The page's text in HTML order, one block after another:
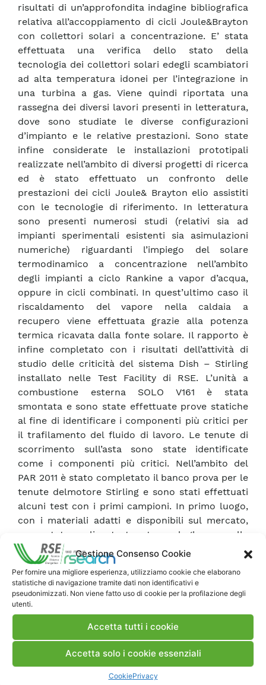
Gestione Consenso Cookie
Per fornire una migliore esperienza, utilizziamo cookie che elaborano
statistiche di navigazione tramite dati non identificativi e
pseudonimizzati. Non viene fatto uso di cookie per la profilazione degli
utenti.
Accetta tutti i cookie
Accetta solo i cookie essenziali
CookiePrivacy
risultati di un’approfondita indagine bibliografica
relativa all’accoppiamento di cicli Joule&Brayton
con collettori solari a concentrazione. E’ stata
effettuata una verifica dello stato della
tecnologia dei collettori solari edegli scambiatori
ad alta temperatura idonei per l’integrazione in
una turbina a gas. Viene quindi riportata una
rassegna dei diversi lavori presenti in letteratura,
dove sono studiate le diverse configurazioni
d’impianto e le relative prestazioni. Sono state
infine considerate le installazioni prototipali
realizzate nell’ambito di diversi progetti di ricerca
ed è stato effettuato un confronto delle
prestazioni dei cicli Joule& Brayton elio assistiti
con le tecnologie di riferimento. In letteratura
sono presenti numerosi studi (relativi sia ad
impianti sperimentali esistenti sia asimulazioni
numeriche) riguardanti l’impiego del solare
termodinamico a concentrazione nell’ambito
degli impianti a ciclo Rankine a vapor d’acqua,
oppure in cicli combinati. In quest’ultimo caso il
riscaldamento del vapore nella caldaia a
recupero viene effettuata grazie alla potenza
termica ricavata dalla fonte solare. Il rapporto è
infine completato con i risultati dell’attività di
studio delle criticità del sistema Dish – Stirling
installato nelle Test Facility di RSE. L’unità a
combustione esterna SOLO V161 è stata
smontata e sono state effettuate prove statiche
al fine di identificare i componenti più critici per
il trafilamento del fluido di lavoro. Le tenute di
scorrimento sull’asta sono state identificate
come i componenti più critici. Nell’ambito del
PAR 2011 è stato completato il banco prova per le
tenute delmotore Stirling e sono stati effettuati
alcuni test con i primi campioni. In primo luogo,
con i materiali adatti e disponibili sul mercato,
sono state realizzate tenute analoghe a quelle
originali, ottenendo risultati decisamente
incoraggianti con tenute statiche garantite e con
una perdita inferiore ai 7 bar a valle di più di 200
ore di esercizio. In secondo luogo è stato
realizzato un nuovo pacco tenuta, digeometria
differente, progettato per garantire una durata
prova statica, caricato alla pressione di 21 bar il
di tre settimane senza manifestare evidenti